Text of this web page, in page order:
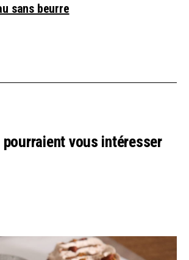
sans beurre
vous intéresser